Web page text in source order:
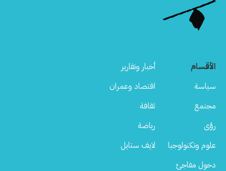
الأقسام
أخبار وتقارير
سياسة
اقتصاد وعمران
مجتمع
ثقافة
رؤى
رياضة
علوم وتكنولوجيا
لايف ستايل
دخول مفاجئ